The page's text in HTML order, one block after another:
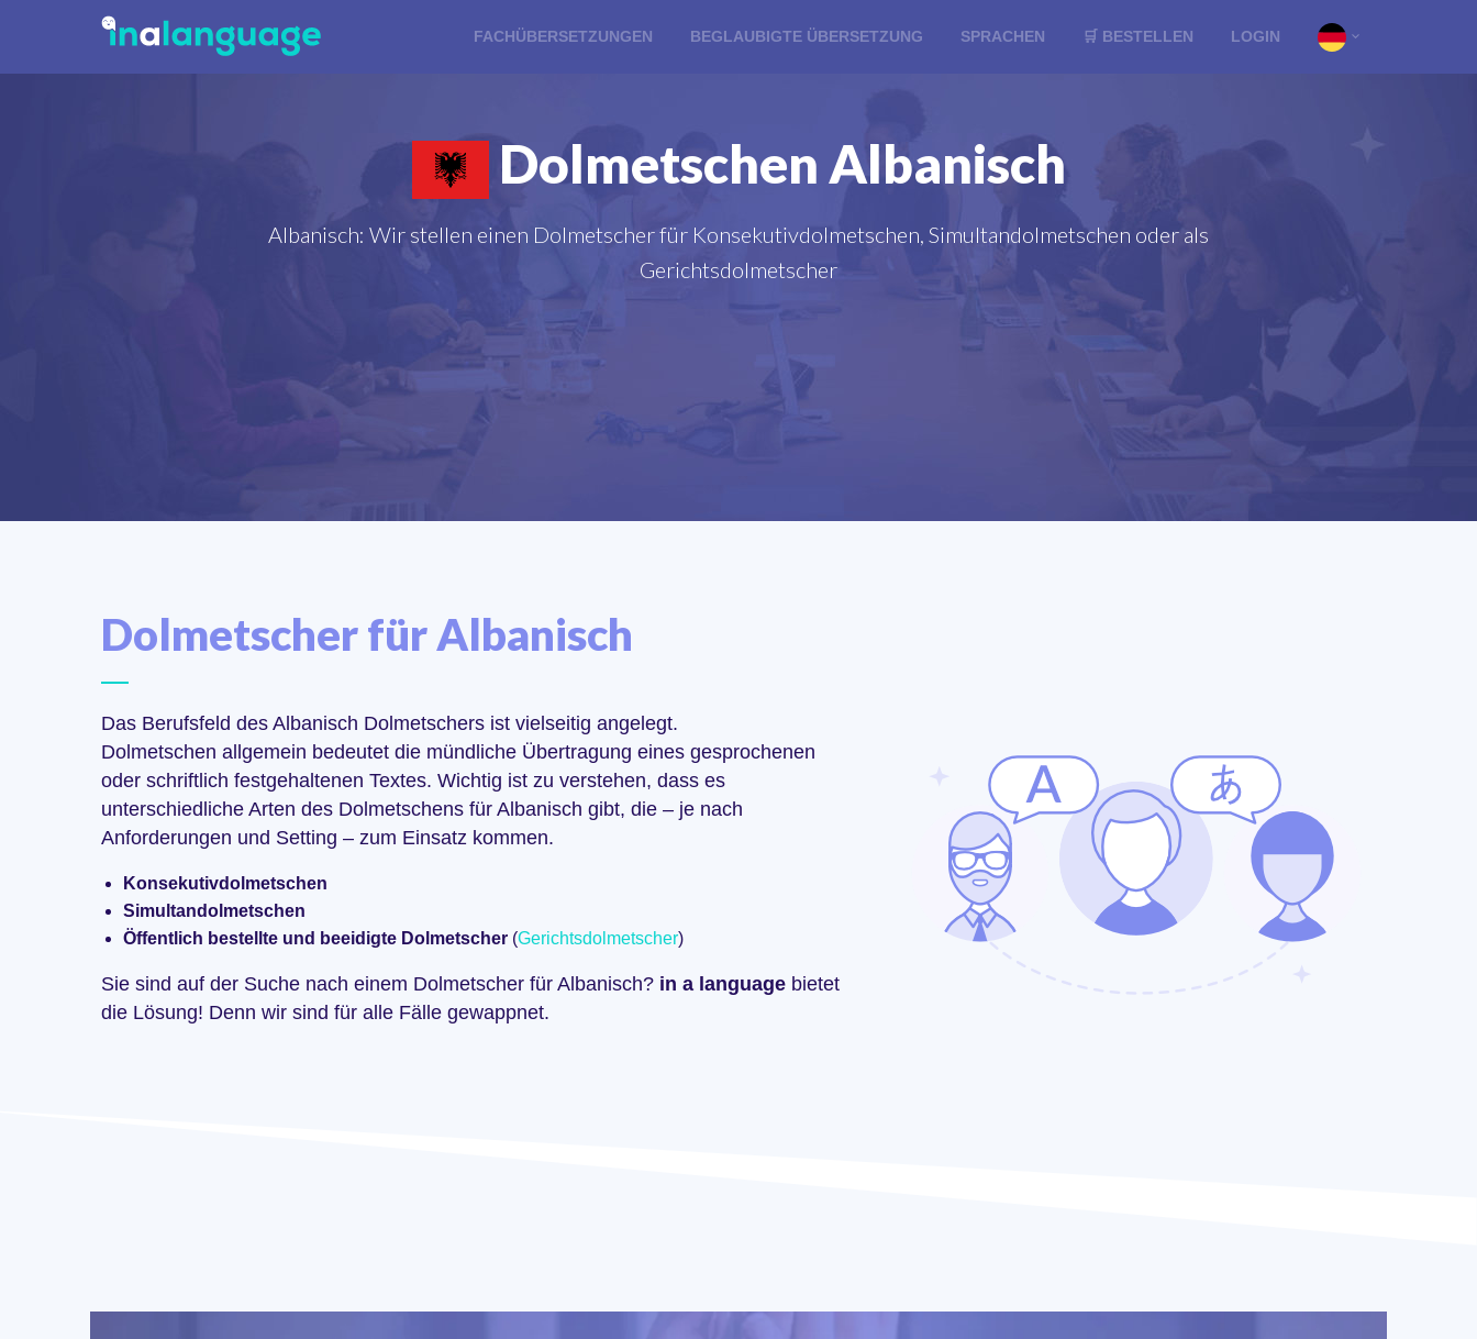
FACHÜBERSETZUNGEN BEGLAUBIGTE ÜBERSETZUNG SPRACHEN 🛒 BESTELLEN LOGIN
Dolmetschen Albanisch
Albanisch: Wir stellen einen Dolmetscher für Konsekutivdolmetschen, Simultandolmetschen oder als
Gerichtsdolmetscher
Dolmetscher für Albanisch
Das Berufsfeld des Albanisch Dolmetschers ist vielseitig angelegt.
Dolmetschen allgemein bedeutet die mündliche Übertragung eines gesprochenen
oder schriftlich festgehaltenen Textes. Wichtig ist zu verstehen, dass es
unterschiedliche Arten des Dolmetschens für Albanisch gibt, die – je nach
Anforderungen und Setting – zum Einsatz kommen.
Konsekutivdolmetschen
Simultandolmetschen
Öffentlich bestellte und beeidigte Dolmetscher (Gerichtsdolmetscher)
Sie sind auf der Suche nach einem Dolmetscher für Albanisch? in a language bietet
die Lösung! Denn wir sind für alle Fälle gewappnet.